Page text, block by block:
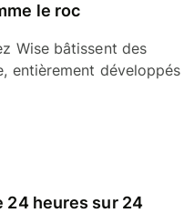
le roc
Wise bâtissent des
entièrement développés
24 heures sur 24